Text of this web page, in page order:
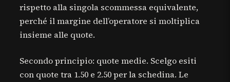
rispetto alla singola scommessa equivalente,
perché il margine dell’operatore si moltiplica
insieme alle quote.
Secondo principio: quote medie. Scelgo esiti
con quote tra 1.50 e 2.50 per la schedina. Le